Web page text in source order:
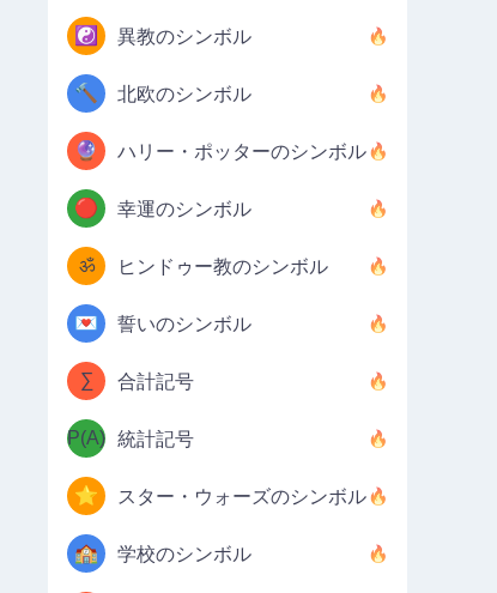
☯️ 異教のシンボル
🔨 北欧のシンボル
🔮 ハリー・ポッターのシンボル
🔴 幸運のシンボル
ॐ ヒンドゥー教のシンボル
💌 誓いのシンボル
∑ 合計記号
P(A) 統計記号
⭐ スター・ウォーズのシンボル
🏫 学校のシンボル